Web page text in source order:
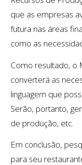
que as empresas
futura nas áreas
como as
Como resultado, o
converterá as
linguagem que
Serão, portanto,
de produção, etc.
Em conclusão,
para seu